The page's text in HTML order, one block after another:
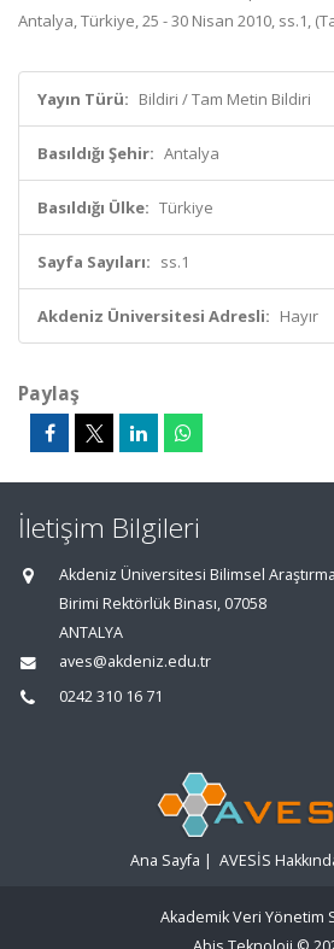
Antalya, Türkiye, 25 - 30 Nisan 2010, ss.1,
Yayın Türü: Bildiri / Tam Metin Bildiri
Basıldığı Şehir: Antalya
Basıldığı Ülke: Türkiye
Sayfa Sayıları: ss.1
Akdeniz Üniversitesi Adresli: Hayır
Paylaş
İletişim Bilgileri
Akdeniz Üniversitesi Bilimsel
Birimi Rektörlük Binası, 07058
ANTALYA
aves@akdeniz.edu.tr
0242 310 16 71
Ana Sayfa | AVESİS
Akademik Veri Yönetim